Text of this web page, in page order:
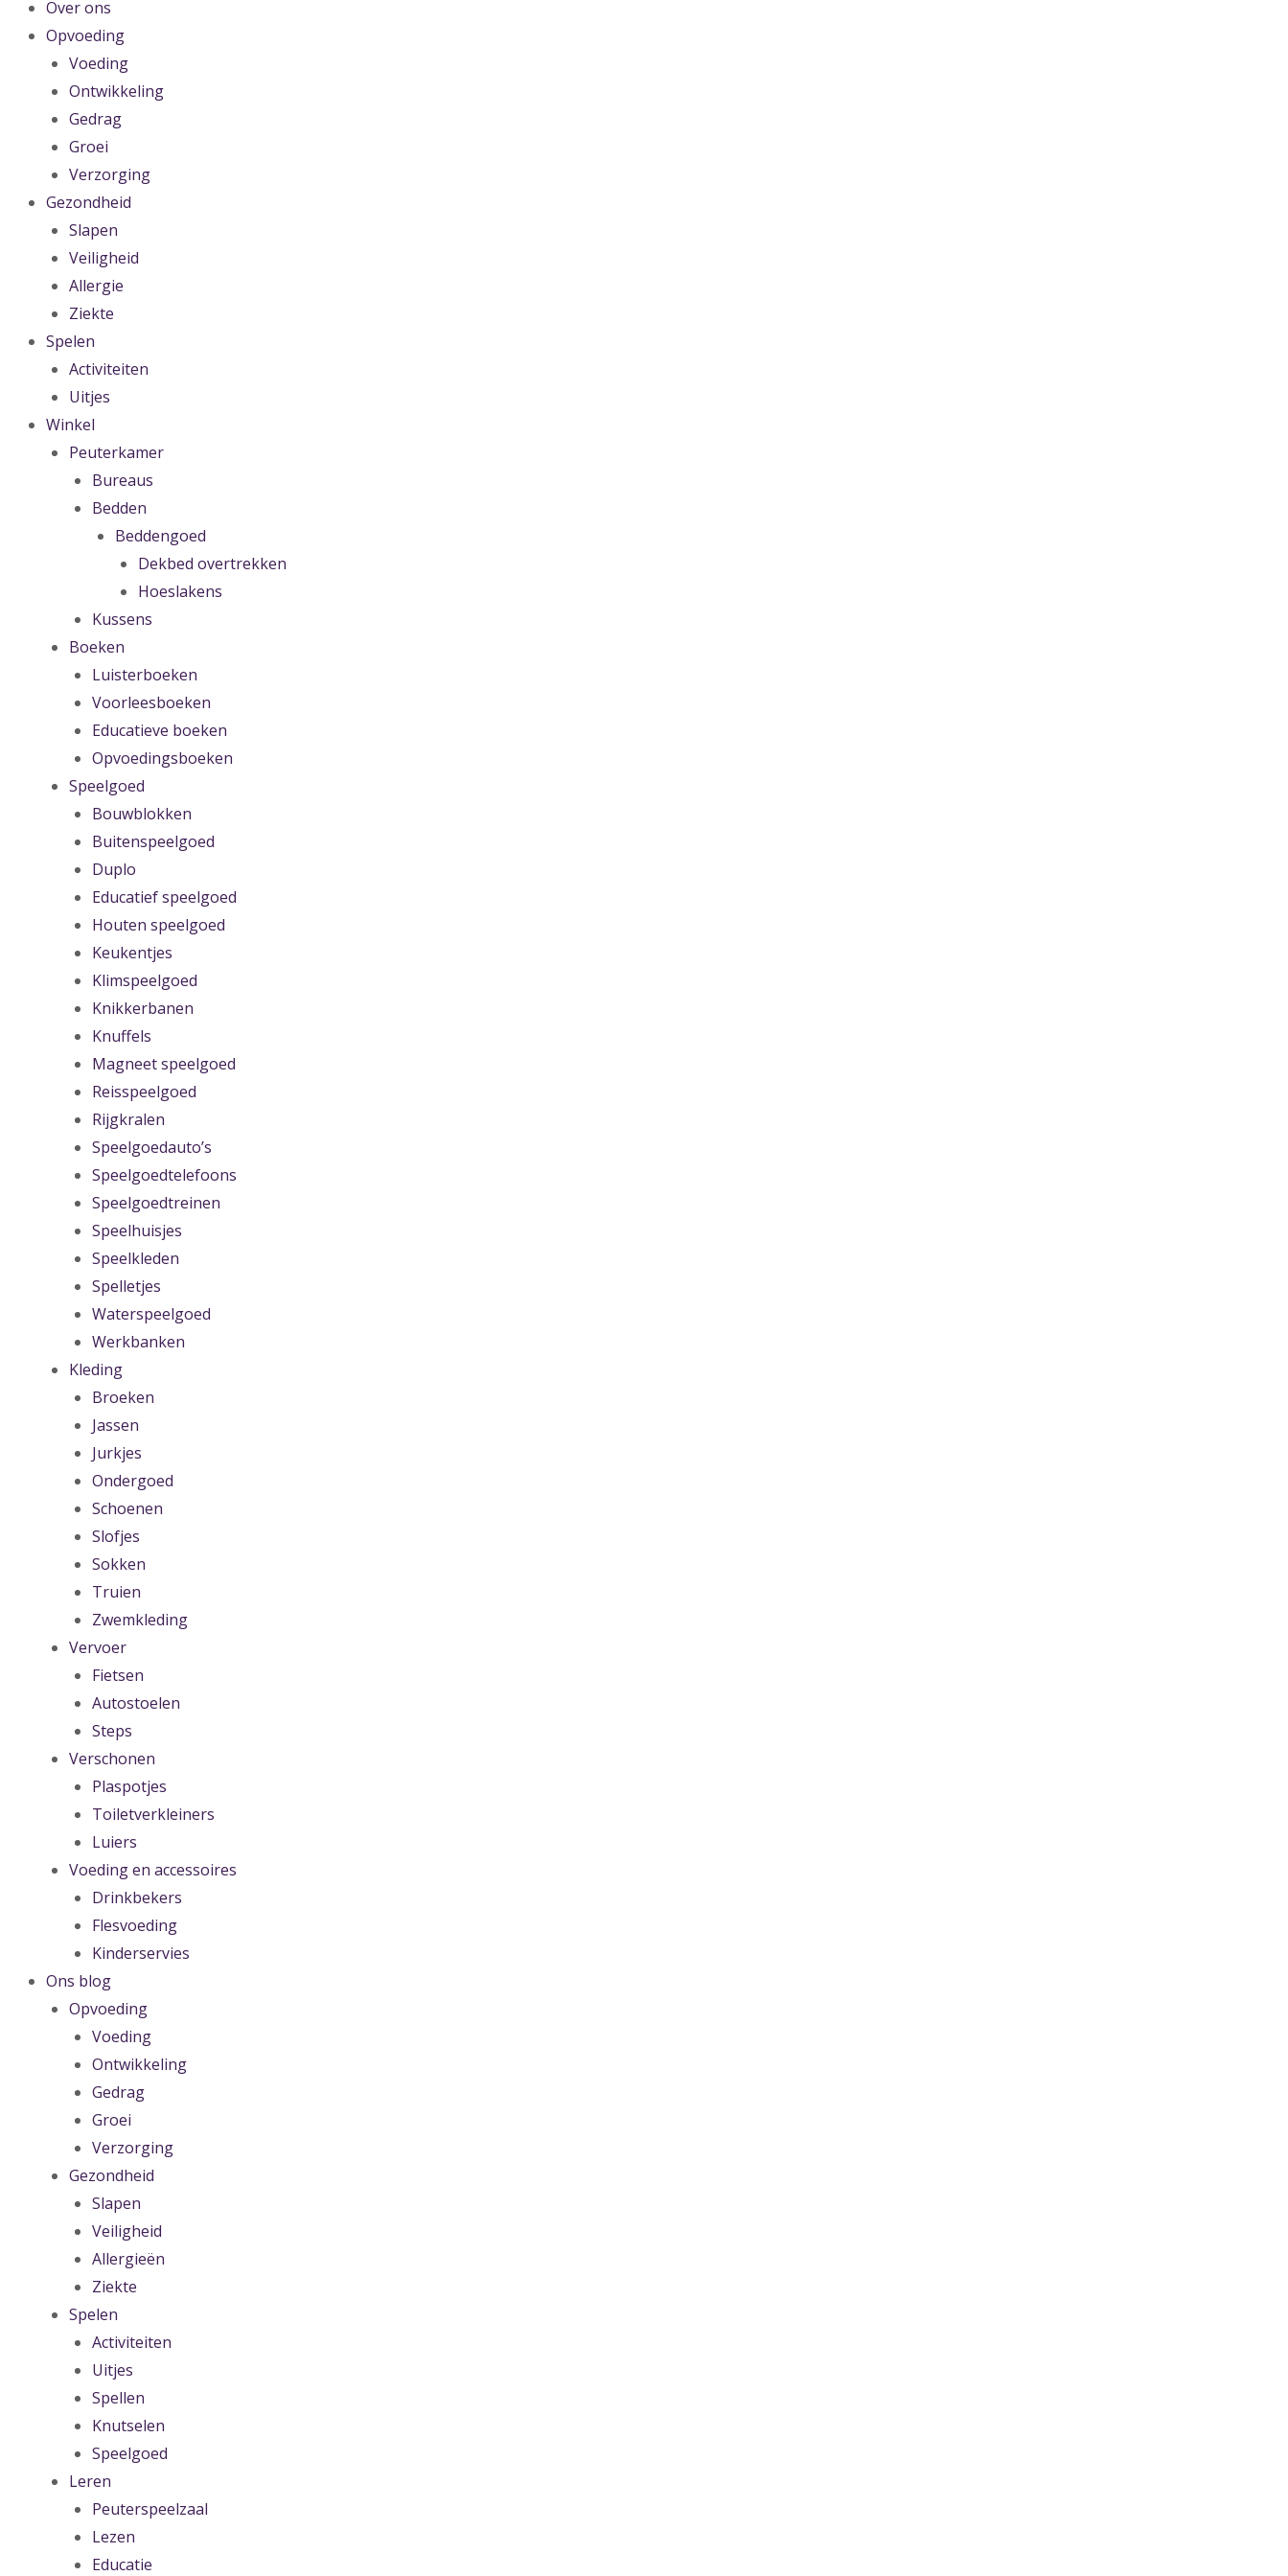
Over ons
Opvoeding
Voeding
Ontwikkeling
Gedrag
Groei
Verzorging
Gezondheid
Slapen
Veiligheid
Allergie
Ziekte
Spelen
Activiteiten
Uitjes
Winkel
Peuterkamer
Bureaus
Bedden
Beddengoed
Dekbed overtrekken
Hoeslakens
Kussens
Boeken
Luisterboeken
Voorleesboeken
Educatieve boeken
Opvoedingsboeken
Speelgoed
Bouwblokken
Buitenspeelgoed
Duplo
Educatief speelgoed
Houten speelgoed
Keukentjes
Klimspeelgoed
Knikkerbanen
Knuffels
Magneet speelgoed
Reisspeelgoed
Rijgkralen
Speelgoedauto’s
Speelgoedtelefoons
Speelgoedtreinen
Speelhuisjes
Speelkleden
Spelletjes
Waterspeelgoed
Werkbanken
Kleding
Broeken
Jassen
Jurkjes
Ondergoed
Schoenen
Slofjes
Sokken
Truien
Zwemkleding
Vervoer
Fietsen
Autostoelen
Steps
Verschonen
Plaspotjes
Toiletverkleiners
Luiers
Voeding en accessoires
Drinkbekers
Flesvoeding
Kinderservies
Ons blog
Opvoeding
Voeding
Ontwikkeling
Gedrag
Groei
Verzorging
Gezondheid
Slapen
Veiligheid
Allergieën
Ziekte
Spelen
Activiteiten
Uitjes
Spellen
Knutselen
Speelgoed
Leren
Peuterspeelzaal
Lezen
Educatie